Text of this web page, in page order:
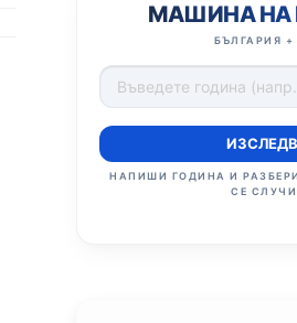
МАШИНА НА
БЪЛГАРИЯ +
НАПИШИ ГОДИНА И
СЕ